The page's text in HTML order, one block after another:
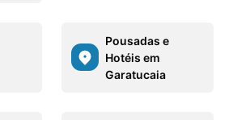
Pousadas e
Hotéis em
Garatucaia